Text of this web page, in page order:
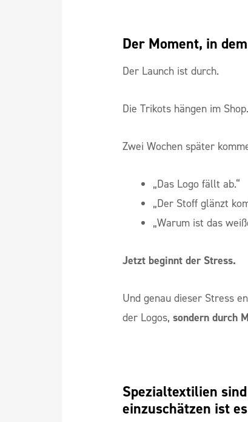
Der Moment, in
Der Launch ist durch.
Die Trikots hängen im
Zwei Wochen später
„Das Logo fällt ab.“
„Der Stoff glänzt
„Warum ist das
Jetzt beginnt der Stress.
Und genau dieser Stress
der Logos, sondern durch
Spezialtextilien
einzuschätzen ist es